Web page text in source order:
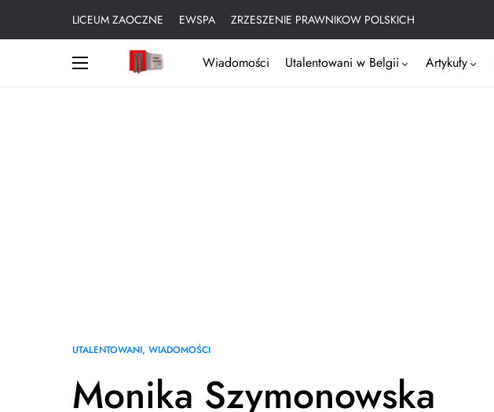
LICEUM ZAOCZNE EWSPA ZRZESZENIE PRAWNIKOW POLSKICH
Wiadomości Utalentowani w Belgii Artykuły
UTALENTOWANI WIADOMOŚCI
Monika Szymonowska